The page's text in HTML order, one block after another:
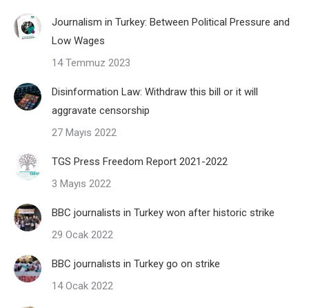
Journalism in Turkey: Between Political Pressure and
Low Wages
14 Temmuz 2023
Disinformation Law: Withdraw this bill or it will
aggravate censorship
27 Mayıs 2022
TGS Press Freedom Report 2021-2022
3 Mayıs 2022
BBC journalists in Turkey won after historic strike
29 Ocak 2022
BBC journalists in Turkey go on strike
14 Ocak 2022